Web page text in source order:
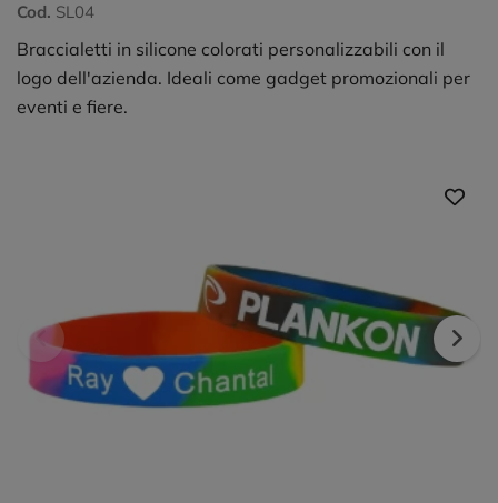
Cod. SL04
Braccialetti in silicone colorati personalizzabili con il
logo dell'azienda. Ideali come gadget promozionali per
eventi e fiere.